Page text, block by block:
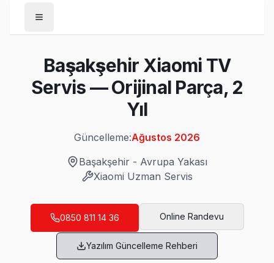
Başakşehir
/Xiaomi
Ağustos 2026
Altınşehir Xiaomi Servis
Altınşehir'deki Xiaomi TV kullanıcılarına ikinci el cihaz
Altınşehir Xiaomi Anakart Tamiri →
Başakşehir Xiaomi TV
Servis — Orijinal Parça, 2
Yıl
Güncelleme:Ağustos 2026
Başakşehir - Avrupa Yakası
Xiaomi Uzman Servis
0850 811 14 36 Online Randevu
Yazılım Güncelleme Rehberi